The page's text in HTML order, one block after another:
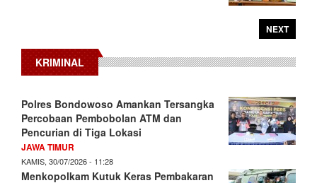
NEXT
KRIMINAL
Polres Bondowoso Amankan Tersangka
Percobaan Pembobolan ATM dan
Pencurian di Tiga Lokasi
JAWA TIMUR
KAMIS, 30/07/2026 - 11:28
Menkopolkam Kutuk Keras Pembakaran